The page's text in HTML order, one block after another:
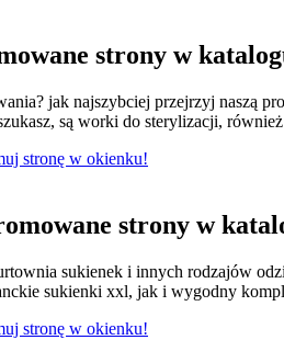
strony w
jak najszybciej przejrzyj
są worki do sterylizacji, również
stronę w okienku!
strony w
sukienek i innych rodzajów
sukienki xxl, jak i wygodny
stronę w okienku!